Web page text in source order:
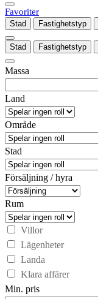
Favoriter
Stad Fastighetstyp
Stad Fastighetstyp
Massa
Land
Område
Stad
Försäljning / hyra
Rum
Villor
Lägenheter
Landa
Klara affärer
Min. pris